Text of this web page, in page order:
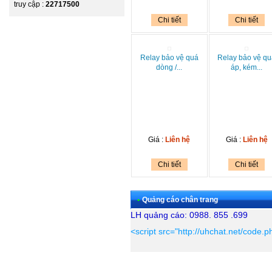
truy cập : 22717500
Chi tiết Chi tiết
Relay bảo vệ quá
dòng /...
Giá : Liên hệ
Chi tiết
Relay bảo vệ
áp, kém...
Giá : Liên hệ
Chi tiết
• Quảng cáo chân trang
LH quảng cáo: 0988. 855 .699
<script src="http://uhchat.net/